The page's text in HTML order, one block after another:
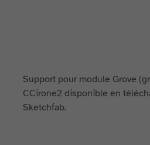
Support pour module Grove
CCirone2 disponible en
Sketchfab.